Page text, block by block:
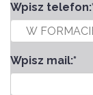
Wpisz telefon:
Wpisz mail:*